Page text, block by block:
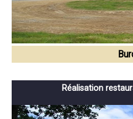
Réalisation